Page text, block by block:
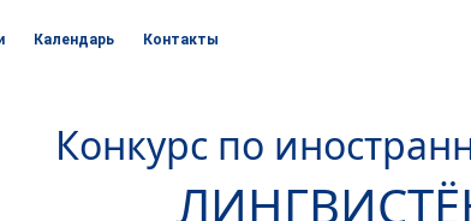
Календарь Контакты
Конкурс по